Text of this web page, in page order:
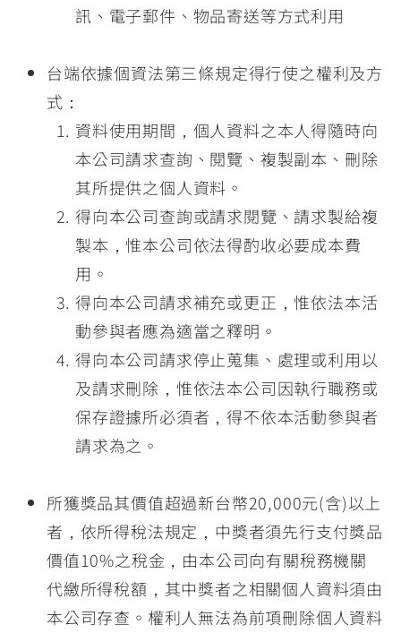
訊、電子郵件、物品寄送等方式利用
台端依據個資法第三條規定得行使之權利及方
式：
資料使用期間，個人資料之本人得隨時向
本公司請求查詢、閱覽、複製副本、刪除
其所提供之個人資料。
得向本公司查詢或請求閱覽、請求製給複
製本，惟本公司依法得酌收必要成本費
用。
得向本公司請求補充或更正，惟依法本活
動參與者應為適當之釋明。
得向本公司請求停止蒐集、處理或利用以
及請求刪除，惟依法本公司因執行職務或
保存證據所必須者，得不依本活動參與者
請求為之。
所獲獎品其價值超過新台幣20,000元(含)以上
者，依所得稅法規定，中獎者須先行支付獎品
價值10%之稅金，由本公司向有關稅務機關
代繳所得稅額，其中獎者之相關個人資料須由
本公司存查。權利人無法為前項刪除個人資料